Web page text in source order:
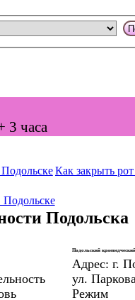
3 часа
Как закрыть
Подольска
Подольский
Адрес: г.
ул.
Режим